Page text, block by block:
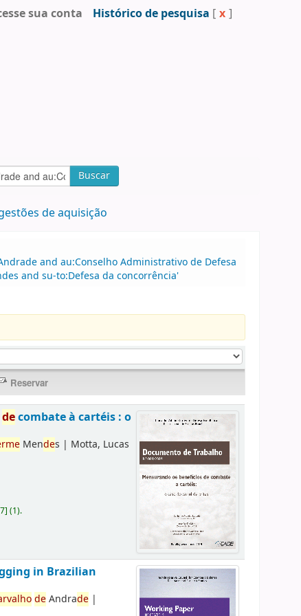
sua conta Histórico de pesquisa [ x ]
Buscar
de aquisição
and au:Conselho Administrativo de Defesa
and su-to:Defesa da concorrência'
decombate à cartéis : o
Mendes | Motta, Lucas
](1).
in Brazilian
deAndrade |